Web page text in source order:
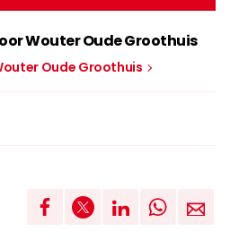
Wouter Oude Groothuis
Oude Groothuis